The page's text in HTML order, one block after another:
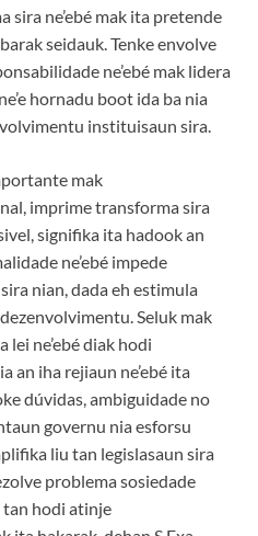
sira ne’ebé mak ita pretende
seidauk. Tenke envolve
ne’ebé mak lidera
hornadu boot ida ba nia
instituisaun sira.
mak
imprime transforma sira
signifika ita hadook an
ne’ebé impede
nian, dada eh estimula
Seluk mak
lei ne’ebé diak hodi
an iha rejiaun ne’ebé ita
dúvidas, ambiguidade no
governu nia esforsu
liu tan legislasaun sira
problema sosiedade
tan hodi atinje